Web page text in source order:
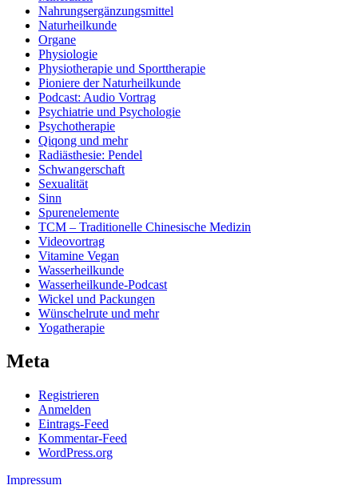
Nahrungsergänzungsmittel
Naturheilkunde
Organe
Physiologie
Physiotherapie und Sporttherapie
Pioniere der Naturheilkunde
Podcast: Audio Vortrag
Psychiatrie und Psychologie
Psychotherapie
Qiqong und mehr
Radiästhesie: Pendel
Schwangerschaft
Sexualität
Sinn
Spurenelemente
TCM – Traditionelle Chinesische Medizin
Videovortrag
Vitamine Vegan
Wasserheilkunde
Wasserheilkunde-Podcast
Wickel und Packungen
Wünschelrute und mehr
Yogatherapie
Meta
Registrieren
Anmelden
Eintrags-Feed
Kommentar-Feed
WordPress.org
Impressum